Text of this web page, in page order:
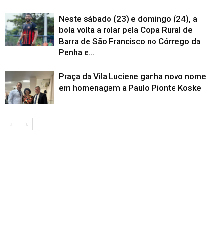
Neste sábado (23) e domingo (24), a
bola volta a rolar pela Copa Rural de
Barra de São Francisco no Córrego da
Penha e...
Praça da Vila Luciene ganha novo nome
em homenagem a Paulo Pionte Koske